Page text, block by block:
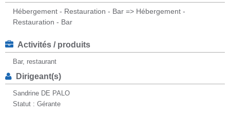
Hébergement - Restauration - Bar => Hébergement -
Restauration - Bar
Activités / produits
Bar, restaurant
Dirigeant(s)
Sandrine DE PALO
Statut : Gérante